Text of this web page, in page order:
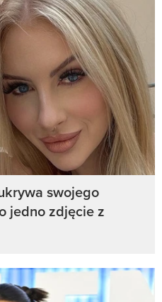
swojego
jedno zdjęcie z